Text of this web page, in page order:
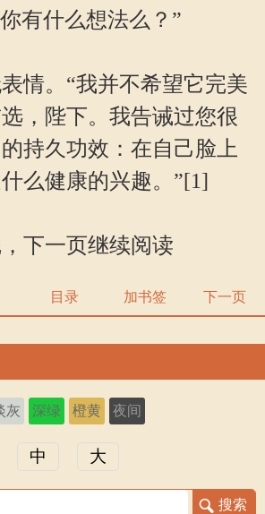
有什么想法么？”
。“我并不希望它完美
，陛下。我告诫过您很
持久功效：在自己脸上
么健康的兴趣。”[1]
一页继续阅读
目录 加书签 下一页
灰 深绿 橙黄 夜间
中 大